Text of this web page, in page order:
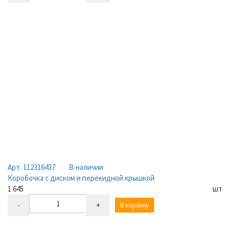
Арт. 112316437
В наличии
Коробочка с диском и перекидной крышкой
1 645
шт
-
+ В корзину